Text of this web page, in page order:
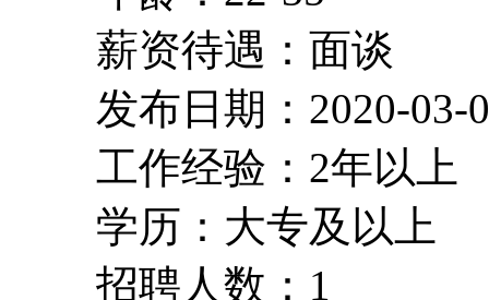
薪资待遇：面谈
发布日期：2020-03-
工作经验：2年以上
学历：大专及以上
招聘人数：1